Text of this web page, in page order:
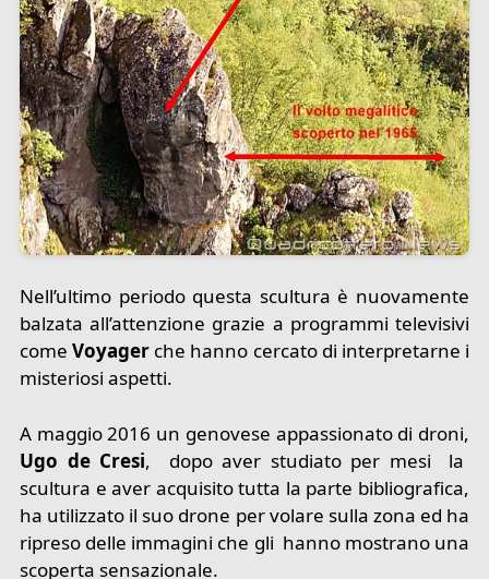
Nell’ultimo periodo questa scultura è nuovamente
balzata all’attenzione grazie a programmi televisivi
comeVoyager che hanno cercato di interpretarne i
misteriosi aspetti.
A maggio 2016 un genovese appassionato di droni,
Ugo de Cresi, dopo aver studiato per mesi la
scultura e aver acquisito tutta la parte bibliografica,
ha utilizzato il suo drone per volare sulla zona ed ha
ripreso delle immagini che gli hanno mostrano una
scoperta sensazionale.